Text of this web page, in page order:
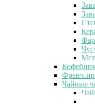
Френч-
Чайные